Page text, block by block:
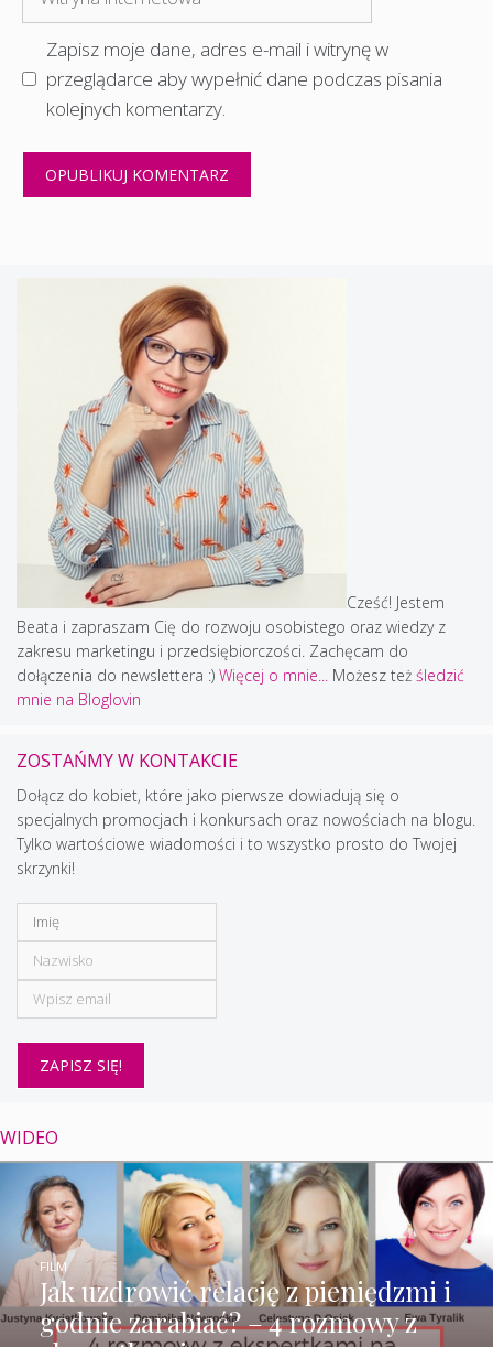
internetowa
Zapisz moje dane, adres e-mail i witrynę w
przeglądarce aby wypełnić dane podczas pisania
kolejnych komentarzy.
Cześć! Jestem
Beata i zapraszam Cię do rozwoju osobistego oraz wiedzy z
zakresu marketingu i przedsiębiorczości. Zachęcam do
dołączenia do newslettera :) Więcej o mnie... Możesz też śledzić
mnie na Bloglovin
ZOSTAŃMY W KONTAKCIE
Dołącz do kobiet, które jako pierwsze dowiadują się o
specjalnych promocjach i konkursach oraz nowościach na blogu.
Tylko wartościowe wiadomości i to wszystko prosto do Twojej
skrzynki!
WIDEO
Jak uzdrowić relację z pieniędzmi i
godnie zarabiać? – 4 rozmowy z
FILM